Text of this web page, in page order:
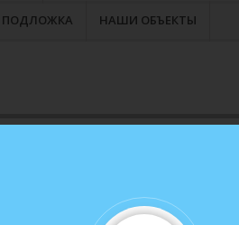
ПОДЛОЖКА НАШИ ОБЪЕКТЫ
Состаренный